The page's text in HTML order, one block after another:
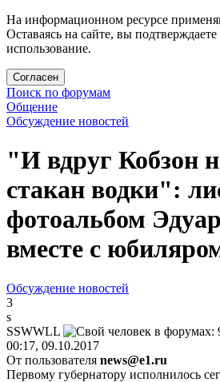
На информационном ресурсе
Оставаясь на сайте, вы подтверждаете
использование.
Согласен
Поиск по форумам
Общение
Обсуждение новостей
"И вдруг Кобзон
стакан водки":
фотоальбом
вместе с
Обсуждение новостей
3
s
SSWWLL
00:17, 09.10.2017
От пользователя news@e1.ru
Первому губернатору исполнилось